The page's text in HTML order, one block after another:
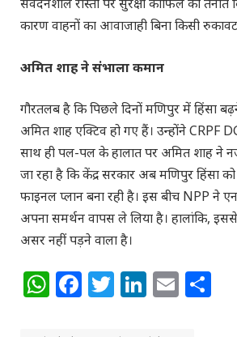
कारण वाहनों का आवाजाही बिना किसी
अमित शाह ने संभाला कमान
गौरतलब है कि पिछले दिनों मणिपुर में हिंसा
अमित शाह एक्टिव हो गए हैं। उन्होंने CRPF
साथ ही पल-पल के हालात पर अमित शाह ने
जा रहा है कि केंद्र सरकार अब मणिपुर हिंसा
फाइनल प्लान बना रही है। इस बीच NPP ने
अपना समर्थन वापस ले लिया है। हालांकि,
असर नहीं पड़ने वाला है।
WhatsApp
Facebook
Twitter
LinkedIn
Email